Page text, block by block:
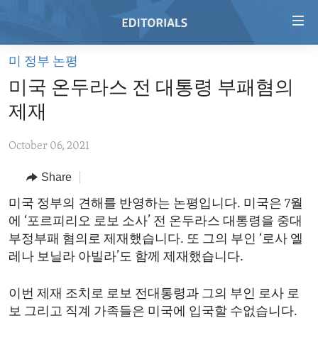
Skip
main
content
to
Navigation
Skip
to
Search
HOME
VIDEO
REGIONS
AFRICA
AMERICAS
ASIA
EUROPE
TOPICS
HUMAN RIGHTS
SECURITY AND DEFENSE
AID AND DEVELOPMENT
ECONOMY AND TRADE
ARCHIVE
ABOUT US
미 정부 논평
미국 온두라스 전 대통령 부패혐의
제재
October 06, 2021
Share
미국 정부의 견해를 반영하는 논평입니다. 미국은 7월
에 ‘포르피리오 로보 소사’ 전 온두라스 대통령을 중대
부정부패 혐의로 제재했습니다. 또 그의 부인 ‘로사 엘
레나 보닐라 아빌라’도 함께 제재했습니다.
이번 제재 조치로 로보 전대통령과 그의 부인 로사 로
보 그리고 직계 가족들은 미국에 입국할 수없습니다.